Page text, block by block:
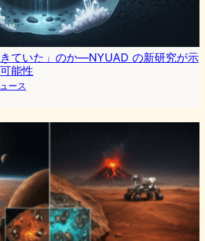
ていた」のか—NYUAD の新研究が示
能性
ース